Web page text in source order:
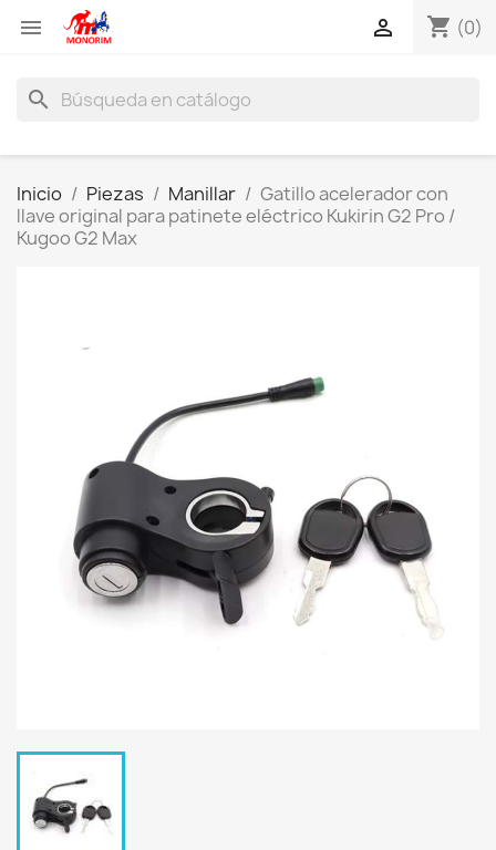
 shopping_cart (0)

search
Inicio Piezas Manillar
Gatillo acelerador con
llave original para patinete eléctrico Kukirin G2 Pro /
Kugoo G2 Max